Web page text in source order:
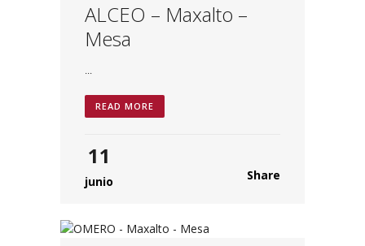
ALCEO – Maxalto –
Mesa
...
READ MORE
11
junio Share